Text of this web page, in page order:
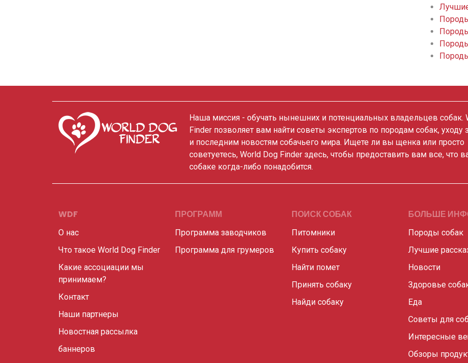
Наша миссия - обучать нынешних и потенциальных владельцев собак.
Finder позволяет вам найти советы экспертов по породам собак, уходу
и последним новостям собачьего мира. Ищете ли вы щенка или просто
советуетесь, World Dog Finder здесь, чтобы предоставить вам все, что
собаке когда-либо понадобится.
WDF
О нас
Что такое World Dog Finder
Какие ассоциации мы
принимаем?
Контакт
Наши партнеры
Новостная рассылка
баннеров
ПРОГРАММ
Программа заводчиков
Программа для грумеров
ПОИСК СОБАК
Питомники
Купить собаку
Найти помет
Принять собаку
Найди собаку
БОЛЬШЕ
Породы собак
Лучшие
Новости
Здоровье
Еда
Советы для
Интересные
Обзоры